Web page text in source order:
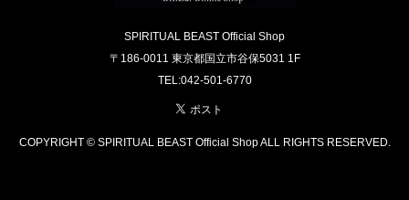
SPIRITUAL BEAST Official Shop
〒186-0011 東京都国立市谷保5031 1F
TEL:042-501-6770
COPYRIGHT © SPIRITUAL BEAST Official Shop ALL RIGHTS RESERVED.